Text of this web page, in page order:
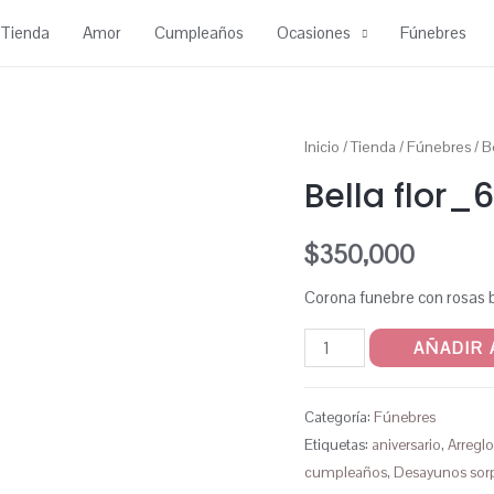
Tienda Amor Cumpleaños Ocasiones Fúnebres
Inicio /Tienda /Fúnebres/
Bella
$350,000
Corona funebre con rosas
Bella
flor_622
AÑADIR
Categoría: Fúnebres
Etiquetas: aniversario,
cumpleaños, Desayunos